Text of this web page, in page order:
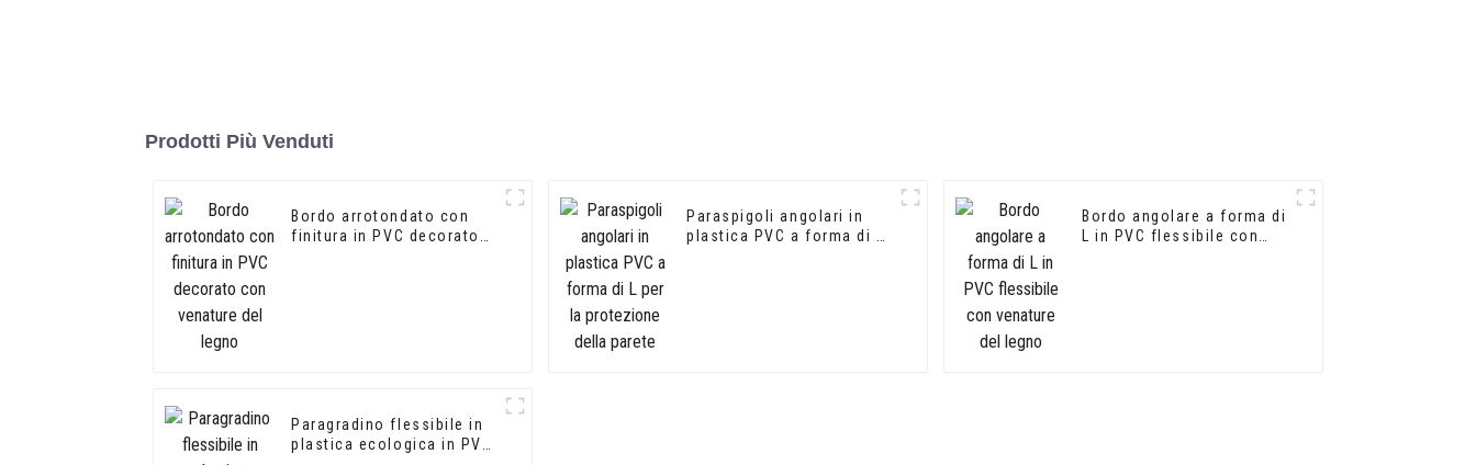
Prodotti Più Venduti
Bordo arrotondato con
finitura in PVC decorato
Paraspigoli angolari in
plastica PVC a forma di L
Bordo angolare a forma di
L in PVC flessibile con
Paragradino flessibile in
plastica ecologica in PVC